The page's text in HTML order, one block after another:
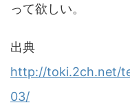
って欲しい。
出典
http://toki.2ch.net/
03/